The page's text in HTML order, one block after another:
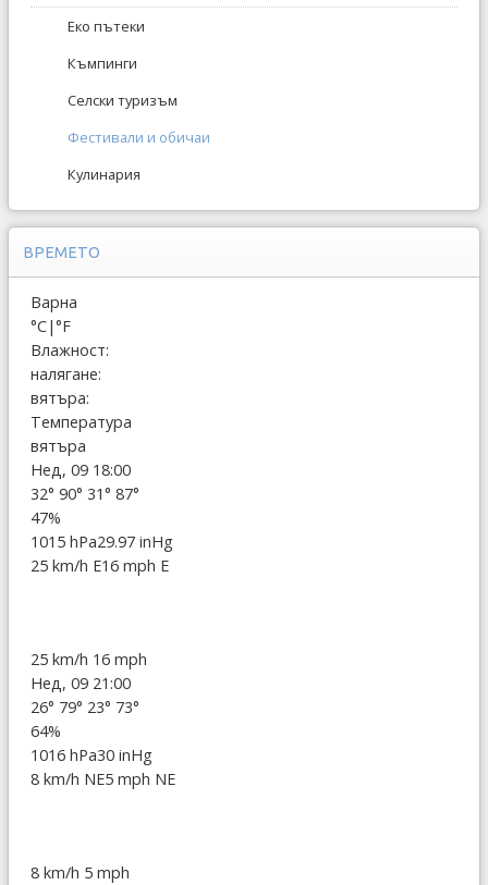
Еко пътеки
Къмпинги
Селски туризъм
Фестивали и обичаи
Кулинария
ВРЕМЕТО
Варна
°C|°F
Влажност:
налягане:
вятъра:
Температура
вятъра
Нед, 09 18:00
32° 90° 31° 87°
47%
1015 hPa29.97 inHg
25 km/h E16 mph E
25 km/h 16 mph
Нед, 09 21:00
26° 79° 23° 73°
64%
1016 hPa30 inHg
8 km/h NE5 mph NE
8 km/h 5 mph